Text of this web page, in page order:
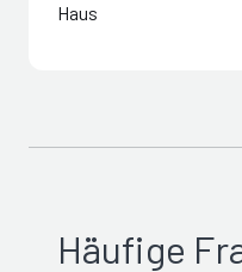
Haus
Häufige